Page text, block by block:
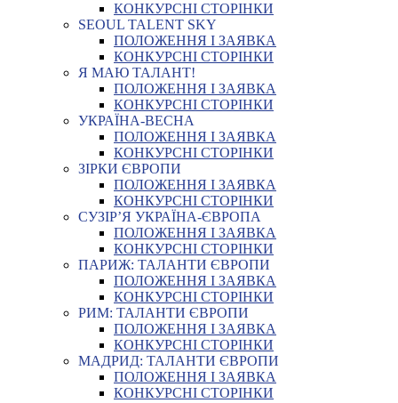
КОНКУРСНІ СТОРІНКИ
SEOUL TALENT SKY
ПОЛОЖЕННЯ І ЗАЯВКА
КОНКУРСНІ СТОРІНКИ
Я МАЮ ТАЛАНТ!
ПОЛОЖЕННЯ І ЗАЯВКА
КОНКУРСНІ СТОРІНКИ
УКРАЇНА-ВЕСНА
ПОЛОЖЕННЯ І ЗАЯВКА
КОНКУРСНІ СТОРІНКИ
ЗІРКИ ЄВРОПИ
ПОЛОЖЕННЯ І ЗАЯВКА
КОНКУРСНІ СТОРІНКИ
СУЗІР’Я УКРАЇНА-ЄВРОПА
ПОЛОЖЕННЯ І ЗАЯВКА
КОНКУРСНІ СТОРІНКИ
ПАРИЖ: ТАЛАНТИ ЄВРОПИ
ПОЛОЖЕННЯ І ЗАЯВКА
КОНКУРСНІ СТОРІНКИ
РИМ: ТАЛАНТИ ЄВРОПИ
ПОЛОЖЕННЯ І ЗАЯВКА
КОНКУРСНІ СТОРІНКИ
МАДРИД: ТАЛАНТИ ЄВРОПИ
ПОЛОЖЕННЯ І ЗАЯВКА
КОНКУРСНІ СТОРІНКИ